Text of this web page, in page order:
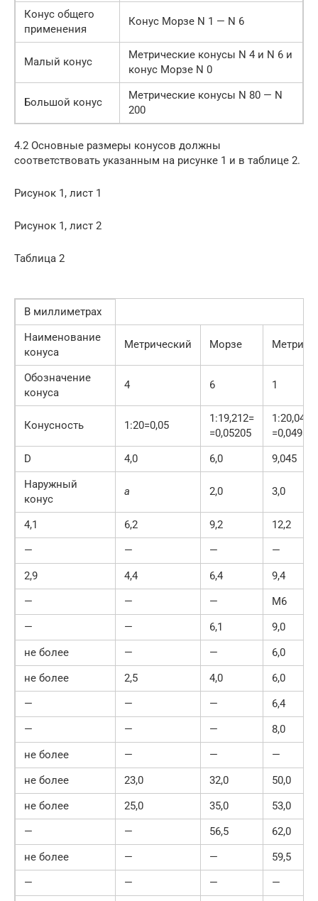
Конус общего
применения
Конус Морзе N 1 — N 6
Малый конус
Метрические конусы N 4 и N 6 и
конус Морзе N 0
Большой конус
Метрические конусы N 80 — N
200
4.2 Основные размеры конусов должны
соответствовать указанным на рисунке 1 и в таблице 2.
Рисунок 1, лист 1
Рисунок 1, лист 2
Таблица 2
В миллиметрах
Наименование
конуса
Метрический Морзе
Обозначение
конуса
4 6 1
Конусность 1:20=0,05
1:19,212=
=0,05205
1:20,047=
=0,04988
D
4,0 6,0
9,045
Наружный
конус
а 2,0 3,0
4,1 6,2 9,2
12,2
—
— —
—
2,9
4,4 6,4
9,4
—
— —
М6
—
— 6,1
9,0
не более
— —
6,0
не более
2,5 4,0
6,0
—
— —
6,4
—
— —
8,0
не более
— —
—
не более
23,0 32,0
50,0
не более
25,0 35,0
53,0
—
— 56,5
62,0
не более
— —
59,5
—
— —
—